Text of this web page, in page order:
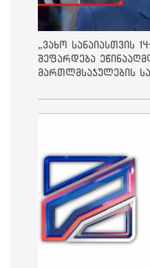
„ვახო სანაიასთვის
შეფარდება
მართლმსაჯულების